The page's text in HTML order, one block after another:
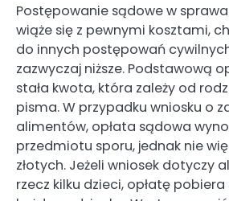
Postępowanie sądowe w
wiąże się z pewnymi kosztami,
do innych postępowań
zazwyczaj niższe. Podstawową
stała kwota, która zależy od
pisma. W przypadku wniosku o
alimentów, opłata sądowa
przedmiotu sporu, jednak nie
złotych. Jeżeli wniosek dotyczy
rzecz kilku dzieci, opłatę